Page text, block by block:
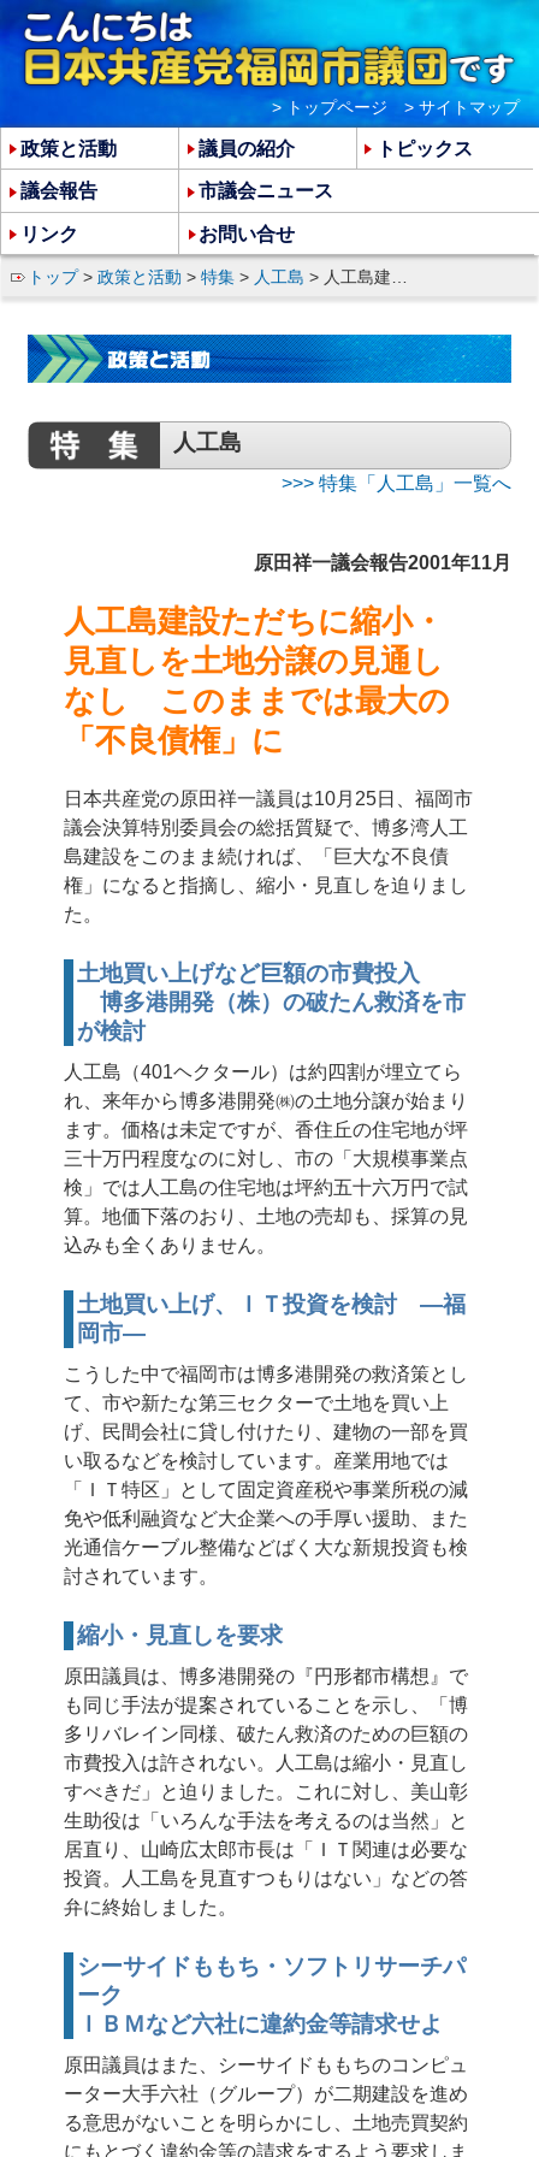
トップ> 政策と活動 > 特集 > 人工島 > 人工島建設ただちに縮小・見直しを
人工島
>>> 特集「人工島」一覧へ
原田祥一議会報告2001年11月
人工島建設ただちに縮小・
見直しを土地分譲の見通し
なし このままでは最大の
「不良債権」に
日本共産党の原田祥一議員は10月25日、福岡市
議会決算特別委員会の総括質疑で、博多湾人工
島建設をこのまま続ければ、「巨大な不良債
権」になると指摘し、縮小・見直しを迫りまし
た。
土地買い上げなど巨額の市費投入
博多港開発（株）の破たん救済を市
が検討
人工島（401ヘクタール）は約四割が埋立てら
れ、来年から博多港開発㈱の土地分譲が始まり
ます。価格は未定ですが、香住丘の住宅地が坪
三十万円程度なのに対し、市の「大規模事業点
検」では人工島の住宅地は坪約五十六万円で試
算。地価下落のおり、土地の売却も、採算の見
込みも全くありません。
土地買い上げ、ＩＴ投資を検討 —福
岡市—
こうした中で福岡市は博多港開発の救済策とし
て、市や新たな第三セクターで土地を買い上
げ、民間会社に貸し付けたり、建物の一部を買
い取るなどを検討しています。産業用地では
「ＩＴ特区」として固定資産税や事業所税の減
免や低利融資など大企業への手厚い援助、また
光通信ケーブル整備などばく大な新規投資も検
討されています。
縮小・見直しを要求
原田議員は、博多港開発の『円形都市構想』で
も同じ手法が提案されていることを示し、「博
多リバレイン同様、破たん救済のための巨額の
市費投入は許されない。人工島は縮小・見直し
すべきだ」と迫りました。これに対し、美山彰
生助役は「いろんな手法を考えるのは当然」と
居直り、山崎広太郎市長は「ＩＴ関連は必要な
投資。人工島を見直すつもりはない」などの答
弁に終始しました。
シーサイドももち・ソフトリサーチパ
ーク
ＩＢＭなど六社に違約金等請求せよ
原田議員はまた、シーサイドももちのコンピュ
ーター大手六社（グループ）が二期建設を進め
る意思がないことを明らかにし、土地売買契約
にもとづく違約金等の請求をするよう要求しま
政策と活動 議員の紹介 トピックス
議会報告 市議会ニュース
リンク お問い合せ
> トップページ > サイトマップ